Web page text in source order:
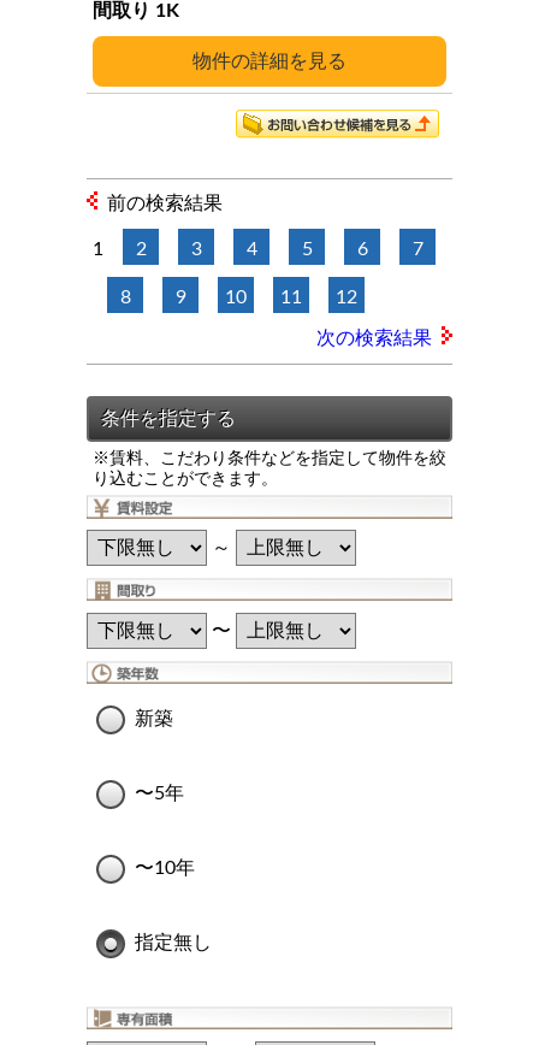
※賃料、こだわり条件などを指定して物件を絞
り込むことができます。
～
〜
新築
〜5年
〜10年
指定無し
詳細
1K
前の検索結果
1 2 3 4 5 6 7
8 9 10 11 12
次の検索結果